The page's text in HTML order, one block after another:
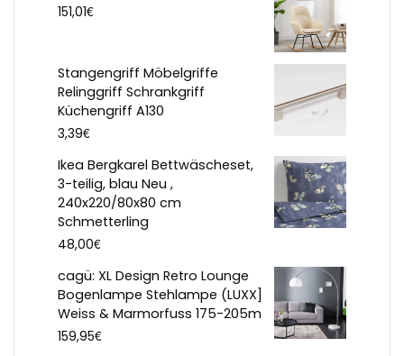
151,01€
Stangengriff Möbelgriffe
Relinggriff Schrankgriff
Küchengriff A130
3,39€
Ikea Bergkarel Bettwäscheset,
3-teilig, blau Neu ,
240x220/80x80 cm
Schmetterling
48,00€
cagü: XL Design Retro Lounge
Bogenlampe Stehlampe (LUXX]
Weiss & Marmorfuss 175-205m
159,95€